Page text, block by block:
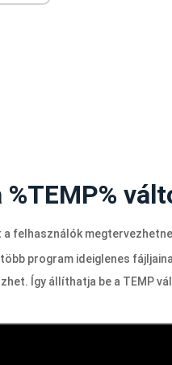
a felhasználók
program ideiglenes
Így állíthatja be a TEMP